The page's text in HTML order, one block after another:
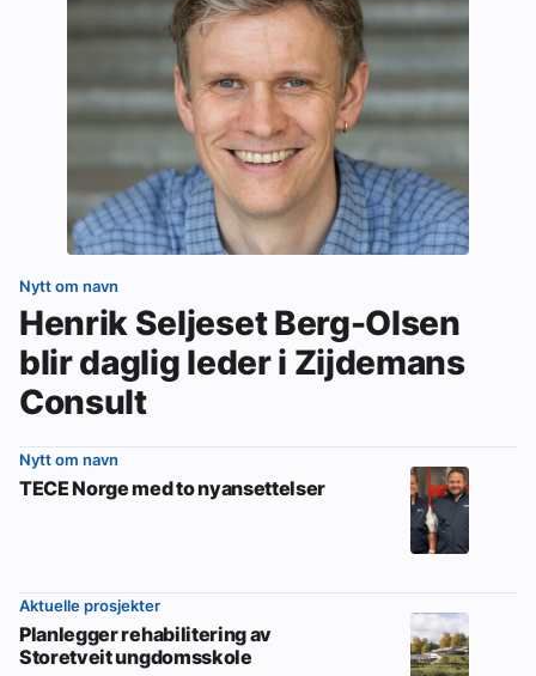
Nytt om navn
Henrik Seljeset Berg-Olsen
blir daglig leder i Zijdemans
Consult
Nytt om navn
TECE Norge med to nyansettelser
Aktuelle prosjekter
Planlegger rehabilitering av
Storetveit ungdomsskole